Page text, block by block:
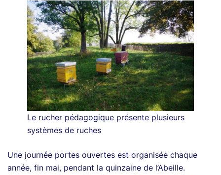
Le rucher pédagogique présente plusieurs
systèmes de ruches
Une journée portes ouvertes est organisée chaque
année, fin mai, pendant la quinzaine de l’Abeille.